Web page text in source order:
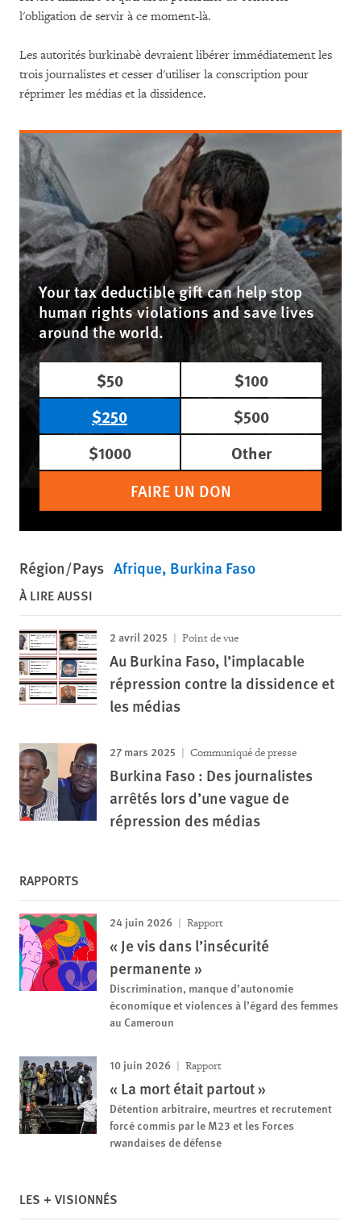
l'obligation de servir à ce moment-là.
Les autorités burkinabè devraient libérer immédiatement les
trois journalistes et cesser d'utiliser la conscription pour
réprimer les médias et la dissidence.
Your tax deductible gift can help stop
human rights violations and save lives
around the world.
$50
$100
$250
$500
$1000
Other
FAIRE UN DON
Région/Pays Afrique Burkina Faso
À LIRE AUSSI
2 avril 2025 Point de vue
Au Burkina Faso, l’implacable
répression contre la dissidence et
les médias
27 mars 2025 Communiqué de presse
Burkina Faso : Des journalistes
arrêtés lors d’une vague de
répression des médias
RAPPORTS
24 juin 2026 Rapport
« Je vis dans l’insécurité
permanente »
Discrimination, manque d’autonomie
économique et violences à l’égard des femmes
au Cameroun
10 juin 2026 Rapport
« La mort était partout »
Détention arbitraire, meurtres et recrutement
forcé commis par le M23 et les Forces
rwandaises de défense
LES + VISIONNÉS